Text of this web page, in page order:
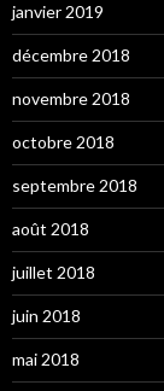
janvier 2019
décembre 2018
novembre 2018
octobre 2018
septembre 2018
août 2018
juillet 2018
juin 2018
mai 2018